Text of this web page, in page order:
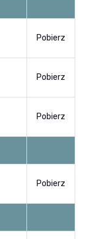
Pobierz
Pobierz
Pobierz
Pobierz